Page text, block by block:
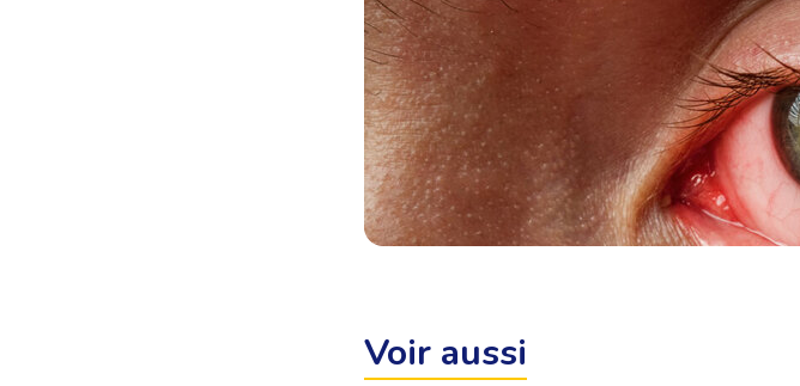
Voir aussi